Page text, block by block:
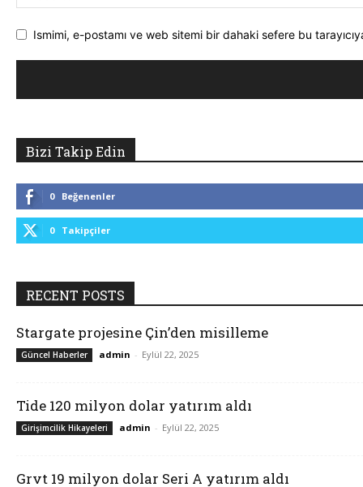
Ismimi, e-postamı ve web sitemi bir dahaki sefere bu
Bizi Takip Edin
0 Beğenenler
0 Takipçiler
RECENT POSTS
Stargate projesine Çin’den misilleme
Güncel Haberler admin - Eylül 22, 2025
Tide 120 milyon dolar yatırım aldı
Girişimcilik Hikayeleri admin - Eylül 22, 2025
Grvt 19 milyon dolar Seri A yatırım aldı